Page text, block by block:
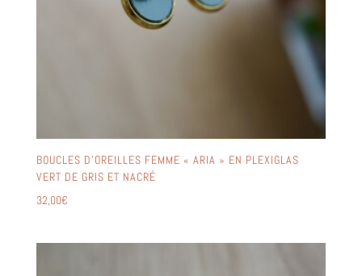
BOUCLES D’OREILLES FEMME « ARIA » EN PLEXIGLAS
VERT DE GRIS ET NACRÉ
32,00€